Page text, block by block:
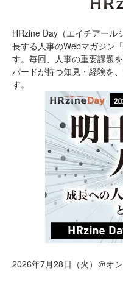
HRzine Day（エイチアール
長する人事のWebマガジン
す。毎回、人事の重要課題
パードが持つ知見・経験を
す。
2026年7月28日（火）＠オ